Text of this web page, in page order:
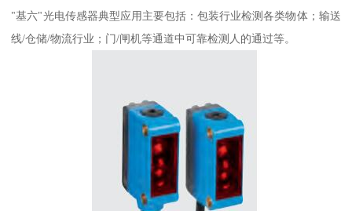
"基六"光电传感器典型应用主要包括：包装行业检测各类物体；输送
线/仓储/物流行业；门/闸机等通道中可靠检测人的通过等。